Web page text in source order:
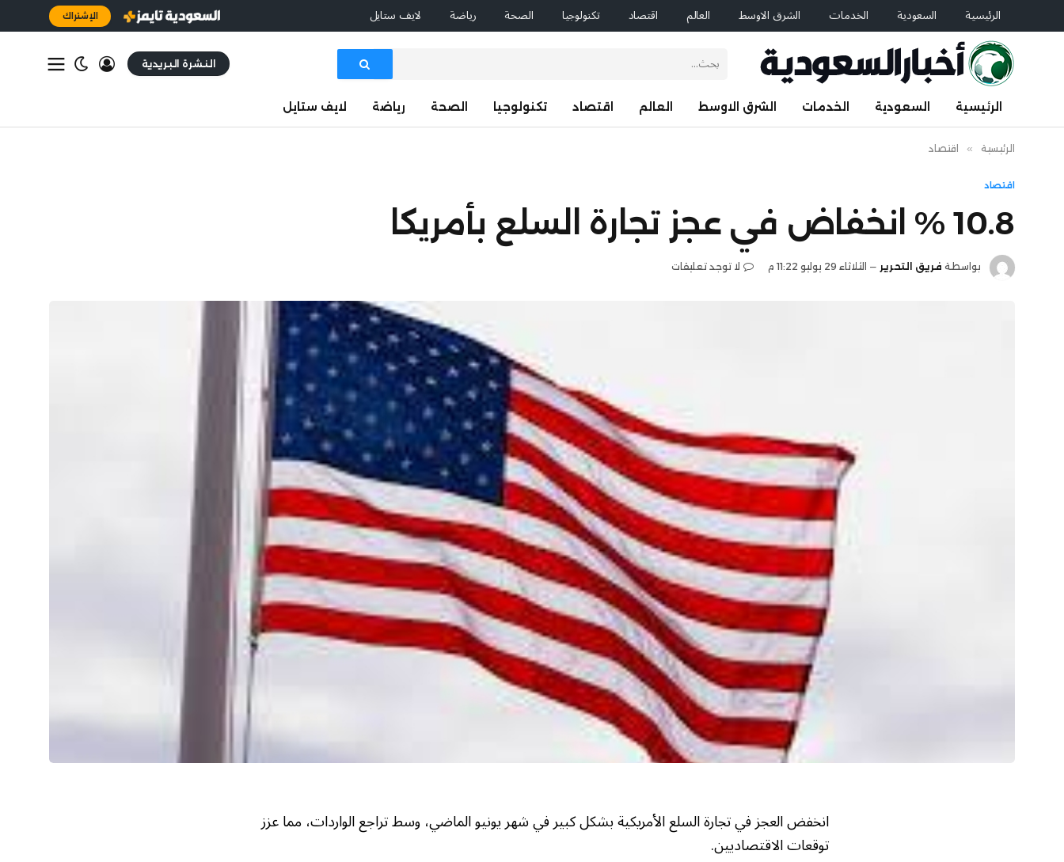
الرئيسية السعودية الخدمات الشرق الاوسط العالم اقتصاد تكنولوجيا الصحة رياضة لايف ستايل الإشتراك
النشرة البريدية
الرئيسية السعودية الخدمات الشرق الاوسط العالم اقتصاد تكنولوجيا الصحة رياضة لايف ستايل
الرئيسية » اقتصاد
اقتصاد
10.8 % انخفاض في عجز تجارة السلع بأمريكا
بواسطة فريق التحرير الثلاثاء 29 يوليو 11:22 م لا توجد تعليقات
انخفض العجز في تجارة السلع الأمريكية بشكل كبير في شهر يونيو الماضي، وسط تراجع الواردات، مما عزز
توقعات الاقتصاديين.